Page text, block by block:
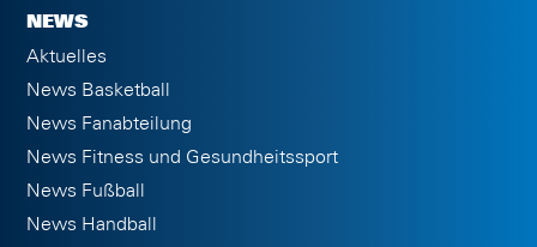
NEWS
Aktuelles
News Basketball
News Fanabteilung
News Fitness und Gesundheitssport
News Fußball
News Handball